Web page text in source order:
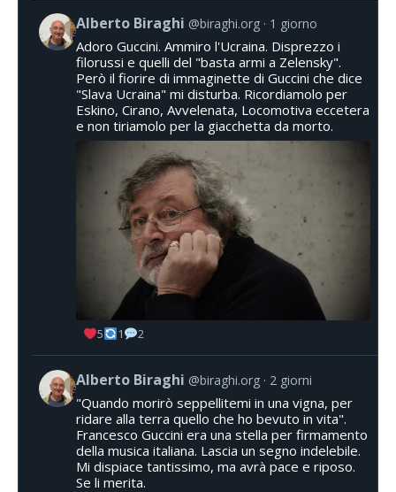
Alberto Biraghi @biraghi.org 1 giorno
Adoro Guccini. Ammiro l'Ucraina. Disprezzo i
filorussi e quelli del "basta armi a Zelensky".
Però il fiorire di immaginette di Guccini che dice
"Slava Ucraina" mi disturba. Ricordiamolo per
Eskino, Cirano, Avvelenata, Locomotiva eccetera
e non tiriamolo per la giacchetta da morto.
5 1 2
Alberto Biraghi @biraghi.org 2 giorni
"Quando morirò seppellitemi in una vigna, per
ridare alla terra quello che ho bevuto in vita".
Francesco Guccini era una stella per firmamento
della musica italiana. Lascia un segno indelebile.
Mi dispiace tantissimo, ma avrà pace e riposo.
Se li merita.